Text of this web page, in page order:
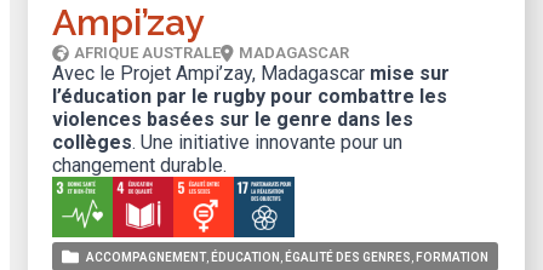
Ampi’zay
AFRIQUE AUSTRALE MADAGASCAR
Avec le Projet Ampi’zay, Madagascar mise sur
l’éducation par le rugby pour combattre les
violences basées sur le genre dans les
collèges. Une initiative innovante pour un
changement durable.
ACCOMPAGNEMENT ÉDUCATION ÉGALITÉ DES GENRES FORMATION